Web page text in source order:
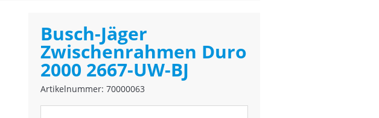
Busch-Jäger
Zwischenrahmen Duro
2000 2667-UW-BJ
Artikelnummer: 70000063